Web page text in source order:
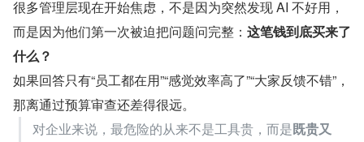
很多管理层现在开始焦虑，不是因为突然发现 AI 不好用，
而是因为他们第一次被迫把问题问完整： 这笔钱到底买来了
什么？
如果回答只有“员工都在用”“感觉效率高了”“大家反馈不错”，
那离通过预算审查还差得很远。
对企业来说，最危险的从来不是工具贵，而是​既贵又